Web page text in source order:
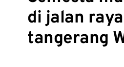
di jalan
tangerang